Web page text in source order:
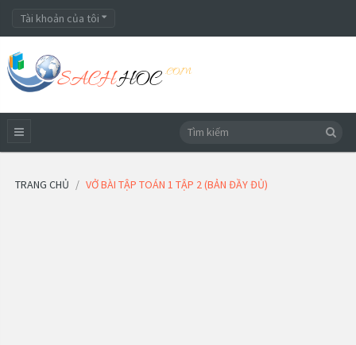
Tài khoản của tôi
TRANG CHỦ VỞ BÀI TẬP TOÁN 1 TẬP 2 (BẢN ĐẦY ĐỦ)